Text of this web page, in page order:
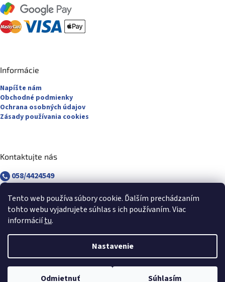
Tento web používa súbory cookie. Ďalším prechádzaním
tohto webu vyjadrujete súhlas s ich používaním. Viac
informáciítu.
Nastavenie
Odmietnuť Súhlasím
Informácie
Napíšte nám
Obchodné podmienky
Ochrana osobných údajov
Zásady používania cookies
Kontaktujte nás
058/4424549
revuca@majsterpapier.sk
Vytvoril Shoptet
Copyright 2026Majsterpapier.sk . Všetky práva vyhradené.